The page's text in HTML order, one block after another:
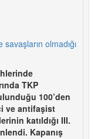
olmadığı
TKP
100’den
ve antifaşist
katıldığı III.
Kapanış